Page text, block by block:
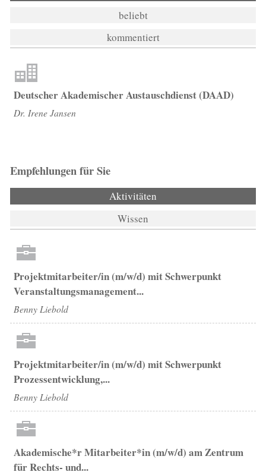
beliebt
kommentiert
Deutscher Akademischer Austauschdienst (DAAD)
Dr. Irene Jansen
Empfehlungen für Sie
Aktivitäten
Wissen
Projektmitarbeiter/in (m/w/d) mit Schwerpunkt
Veranstaltungsmanagement...
Benny Liebold
Projektmitarbeiter/in (m/w/d) mit Schwerpunkt
Prozessentwicklung,...
Benny Liebold
Akademische*r Mitarbeiter*in (m/w/d) am Zentrum
für Rechts- und...